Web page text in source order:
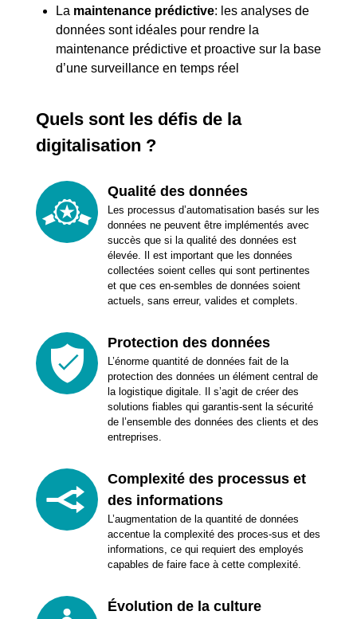
La maintenance prédictive: les analyses de
données sont idéales pour rendre la
maintenance prédictive et proactive sur la base
d’une surveillance en temps réel
Quels sont les défis de la
digitalisation ?
Qualité des données
Les processus d’automatisation basés sur les
données ne peuvent être implémentés avec
succès que si la qualité des données est
élevée. Il est important que les données
collectées soient celles qui sont pertinentes
et que ces en-sembles de données soient
actuels, sans erreur, valides et complets.
Protection des données
L’énorme quantité de données fait de la
protection des données un élément central de
la logistique digitale. Il s’agit de créer des
solutions fiables qui garantis-sent la sécurité
de l’ensemble des données des clients et des
entreprises.
Complexité des processus et
des informations
L’augmentation de la quantité de données
accentue la complexité des proces-sus et des
informations, ce qui requiert des employés
capables de faire face à cette complexité.
Évolution de la culture